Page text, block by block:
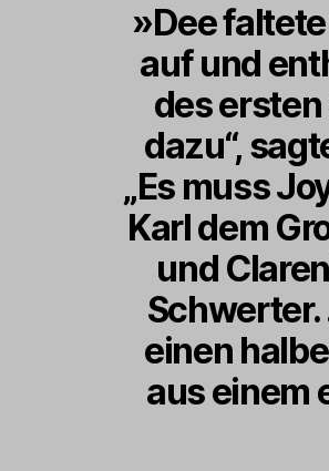
»Dee
auf und
des
dazu“,
„Es muss
Karl dem
und
Schwerter.
einen
aus einem